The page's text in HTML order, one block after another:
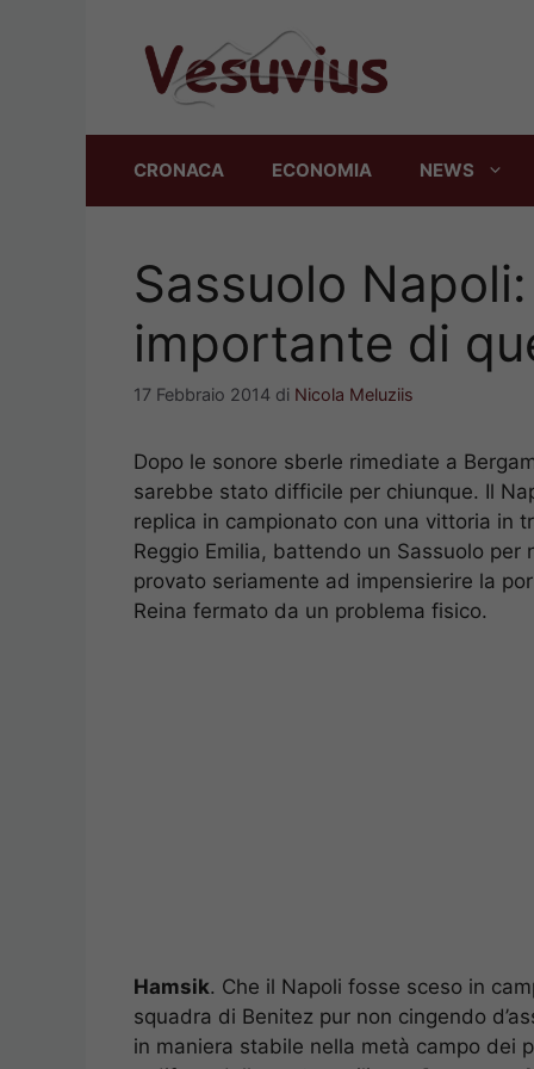
CRONACA ECONOMIA NEWS
Sassuolo
importante di
17 Febbraio 2014 di Nicola Meluziis
Dopo le sonore sberle rimediate a
sarebbe stato difficile per chiunque. Il
replica in campionato con una vittoria in
Reggio Emilia, battendo un Sassuolo
provato seriamente ad impensierire la
Reina fermato da un problema fisico.
Hamsik. Che il Napoli fosse sceso in
squadra di Benitez pur non cingendo
in maniera stabile nella metà campo dei